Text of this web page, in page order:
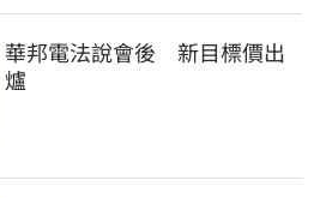
華邦電法說會後　新目標價出
爐